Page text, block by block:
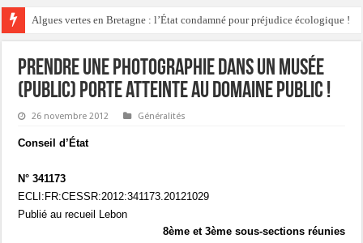
Algues vertes en Bretagne : l’État condamné pour préjudice écologique !
Prendre une photographie dans un musée
(public) porte atteinte au domaine public !
26 novembre 2012 Généralités
Conseil d’État
N° 341173
ECLI:FR:CESSR:2012:341173.20121029
Publié au recueil Lebon
8ème et 3ème sous-sections réunies